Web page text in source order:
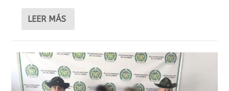
LEER MÁS